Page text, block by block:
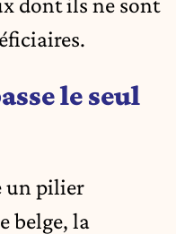
le seul
un pilier
belge, la